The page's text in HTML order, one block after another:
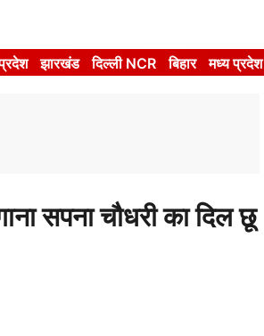
झारखंड दिल्ली NCR बिहार मध्य प्रदेश
सपना चौधरी का दिल छू